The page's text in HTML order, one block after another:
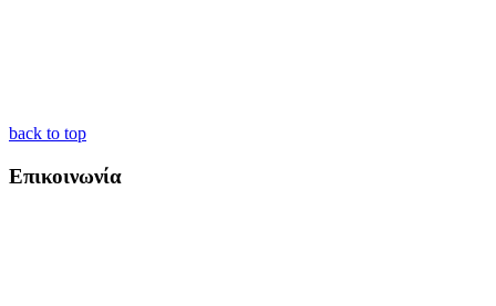
back to top
Επικοινωνία